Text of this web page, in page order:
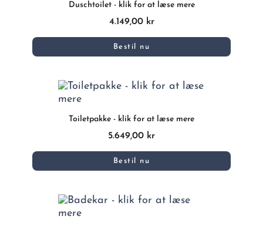
Duschtoilet - klik for at læse mere
4.149,00 kr
Bestil nu
Toiletpakke - klik for at læse mere
5.649,00 kr
Bestil nu